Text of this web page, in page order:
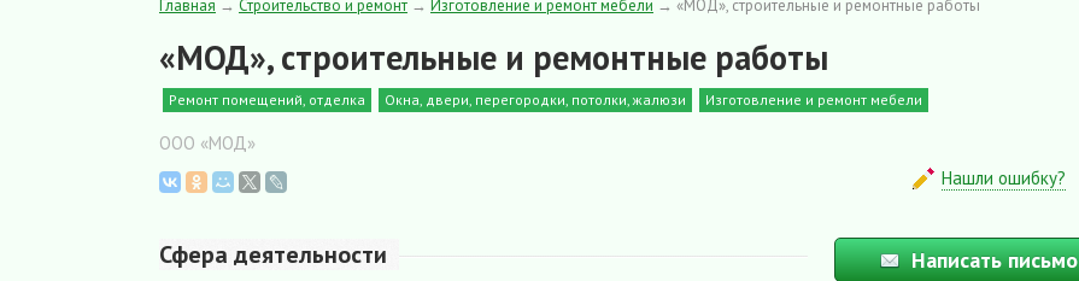
Главная → Строительство и ремонт → Изготовление и ремонт мебели → «МОД», строительные и ремонтные работы
«МОД», строительные и ремонтные работы
Ремонт помещений, отделка Окна, двери, перегородки, потолки, жалюзи Изготовление и ремонт мебели
ООО «МОД»
Нашли ошибку?
Сфера деятельности Написать письмо